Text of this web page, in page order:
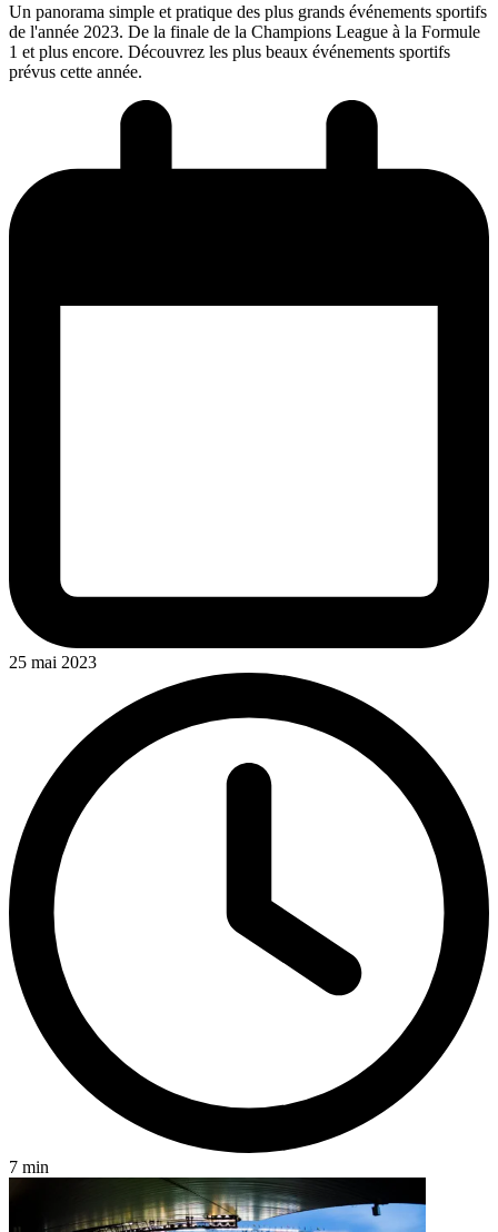
Un panorama simple et pratique des plus grands événements sportifs
de l'année 2023. De la finale de la Champions League à la Formule
1 et plus encore. Découvrez les plus beaux événements sportifs
prévus cette année.
25 mai 2023
7 min